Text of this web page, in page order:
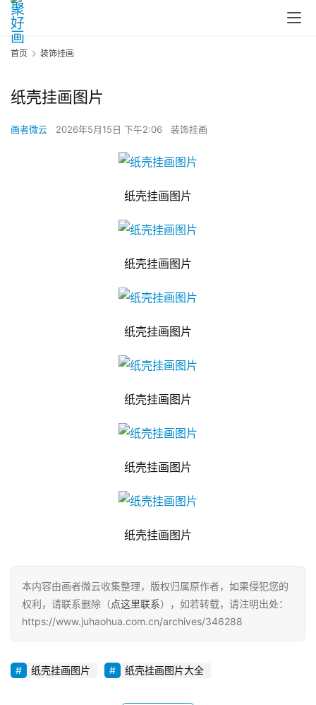
首页 装饰挂画
纸壳挂画图片
画者微云 2026年5月15日 下午2:06 装饰挂画
纸壳挂画图片
纸壳挂画图片
纸壳挂画图片
纸壳挂画图片
纸壳挂画图片
纸壳挂画图片
本内容由画者微云收集整理，版权归属原作者，如果侵犯您的
权利，请联系删除（点这里联系），如若转载，请注明出处：
https://www.juhaohua.com.cn/archives/346288
纸壳挂画图片 纸壳挂画图片大全